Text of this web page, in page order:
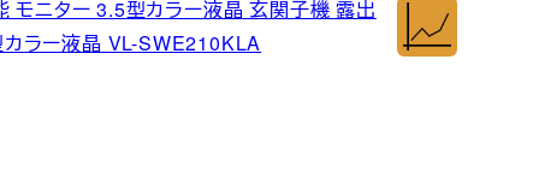
モニター 3.5型カラー液晶 玄関子機 露出
カラー液晶 VL-SWE210KLA